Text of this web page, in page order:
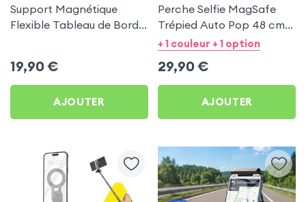
Support Magnétique
Flexible Tableau de Bord
19,90 €
AJOUTER
Perche Selfie MagSafe
Trépied Auto Pop 48 cm
Blanc pour Motorola
+ 1 couleur + 1 option
29,90 €
AJOUTER